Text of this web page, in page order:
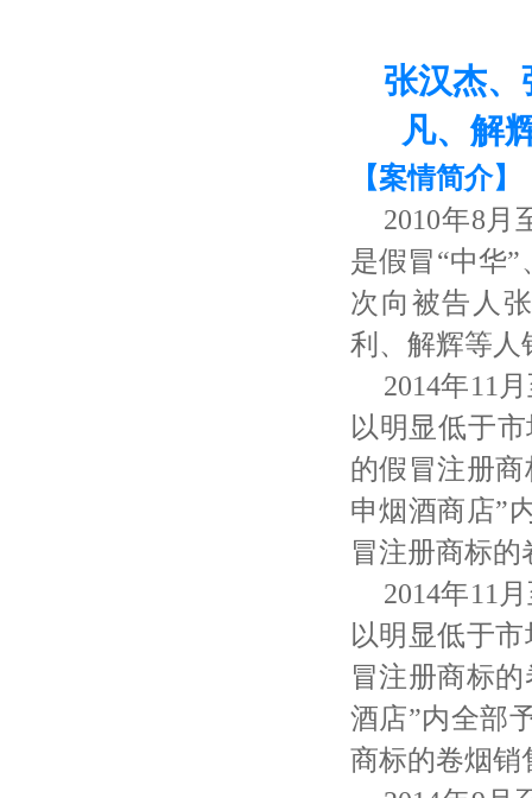
张汉杰、
凡、解
【案情简介】
2010年8月
是假冒“中华
次向被告人
利、解辉等人
2014年11
以明显低于
的假冒注册
申烟酒商店”
冒注册商标的
2014年11
以明显低于
冒注册商标
酒店”内全部
商标的卷烟销